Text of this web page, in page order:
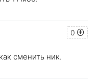
0
сменить ник.